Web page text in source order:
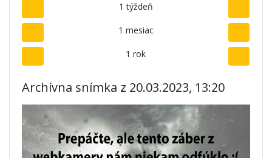
1 týždeň
1 mesiac
1 rok
Archívna snímka z 20.03.2023, 13:20